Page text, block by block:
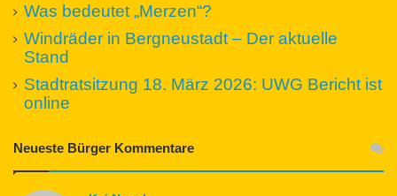
Was bedeutet „Merzen“?
Windräder in Bergneustadt – Der aktuelle
Stand
Stadtratsitzung 18. März 2026: UWG Bericht ist
online
Neueste Bürger Kommentare